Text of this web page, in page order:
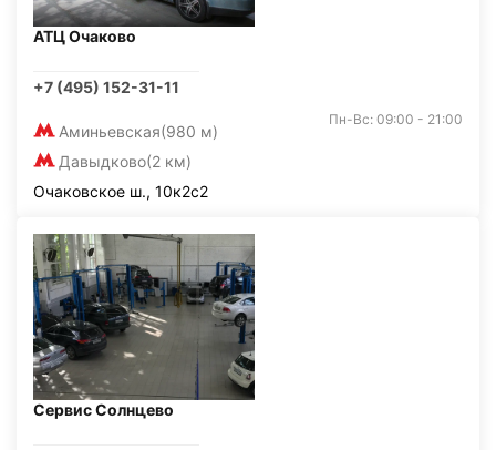
АТЦ Очаково
+7 (495) 152-31-11
Аминьевская(980 м)
Давыдково(2 км)
Пн-Вс: 09:00 - 21:00
Очаковское ш., 10к2с2
Сервис Солнцево